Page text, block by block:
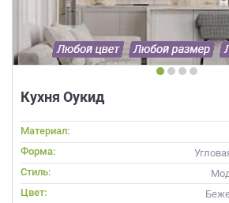
Кухня Оукид
Материал:
Форма:
Стиль:
Цвет: